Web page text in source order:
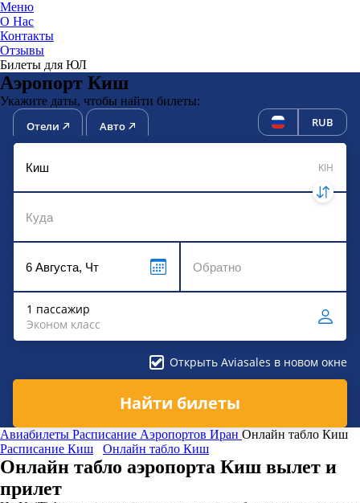
Меню
О Нас
Контакты
Отзывы
Билеты для ЮЛ
Аэропорт Киш
Укажите даты, чтобы найти билеты:
Отели Авто RUB
KIH
1 пассажир
Эконом класс
Открыть Aviasales в новом окне
Найти билеты
Авиабилеты Расписание Аэропортов Иран Онлайн табло Киш
Расписание Киш
Онлайн табло Киш
Онлайн табло аэропорта Киш вылет и
прилет